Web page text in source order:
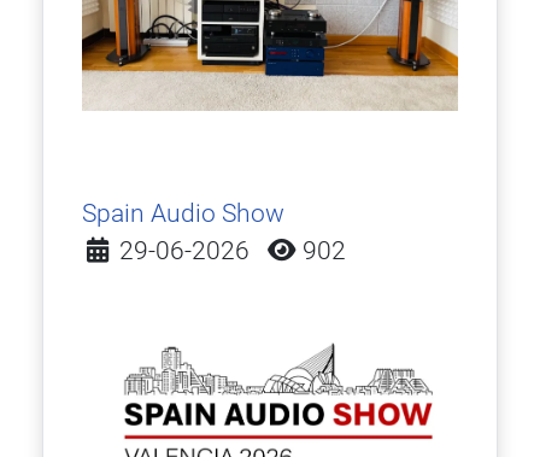
Spain Audio Show
Detalles
29-06-2026 902